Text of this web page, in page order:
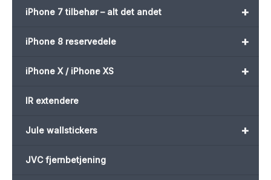
+
iPhone 7 tilbehør – alt det andet
+
iPhone 8 reservedele
+
iPhone X / iPhone XS
IR extendere
+
Jule wallstickers
JVC fjernbetjening